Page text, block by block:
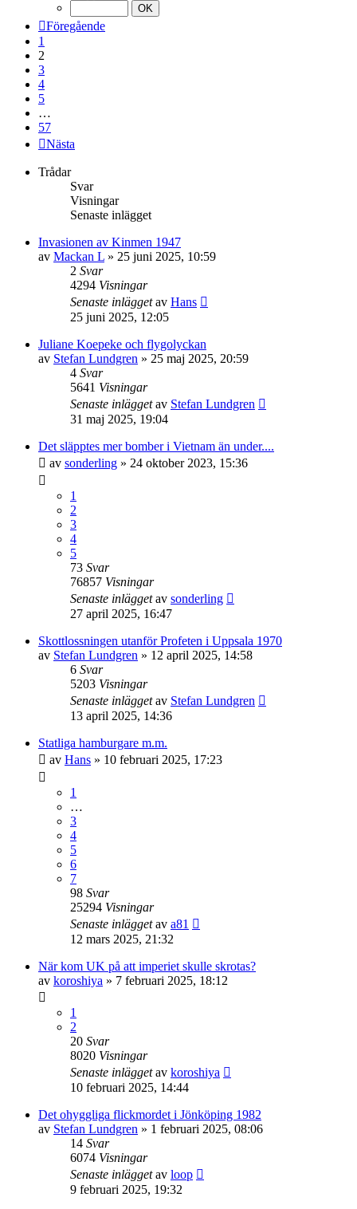
Föregående
1
2
3
4
5
…
57
Nästa
Trådar
Svar
Visningar
Senaste inlägget
Invasionen av Kinmen 1947
av Mackan L » 25 juni 2025, 10:59
2 Svar
4294 Visningar
Senaste inläggetav Hans
25 juni 2025, 12:05
Juliane Koepeke och flygolyckan
av Stefan Lundgren » 25 maj 2025, 20:59
4 Svar
5641 Visningar
Senaste inläggetav Stefan Lundgren
31 maj 2025, 19:04
Det släpptes mer bomber i Vietnam än under....
av sonderling » 24 oktober 2023, 15:36
1
2
3
4
5
73 Svar
76857 Visningar
Senaste inläggetav sonderling
27 april 2025, 16:47
Skottlossningen utanför Profeten i Uppsala 1970
av Stefan Lundgren » 12 april 2025, 14:58
6 Svar
5203 Visningar
Senaste inläggetav Stefan Lundgren
13 april 2025, 14:36
Statliga hamburgare m.m.
av Hans » 10 februari 2025, 17:23
1
…
3
4
5
6
7
98 Svar
25294 Visningar
Senaste inläggetav a81
12 mars 2025, 21:32
När kom UK på att imperiet skulle skrotas?
av koroshiya » 7 februari 2025, 18:12
1
2
20 Svar
8020 Visningar
Senaste inläggetav koroshiya
10 februari 2025, 14:44
Det ohyggliga flickmordet i Jönköping 1982
av Stefan Lundgren » 1 februari 2025, 08:06
14 Svar
6074 Visningar
Senaste inläggetav loop
9 februari 2025, 19:32